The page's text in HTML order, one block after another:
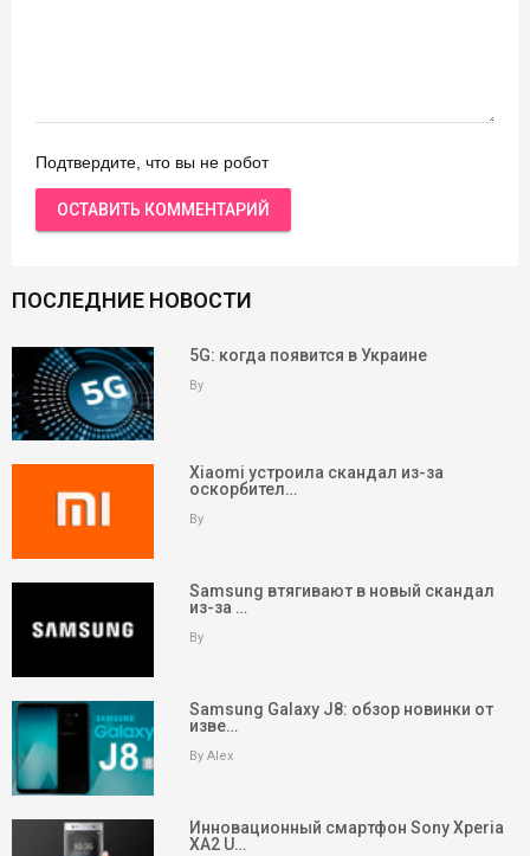
Подтвердите, что вы не робот
ПОСЛЕДНИЕ НОВОСТИ
5G: когда появится в Украине
By
Xiaomi устроила скандал из-за
оскорбител…
By
Samsung втягивают в новый скандал
из-за …
By
Samsung Galaxy J8: обзор новинки от
изве…
By Alex
Инновационный смартфон Sony Xperia
XA2 U…